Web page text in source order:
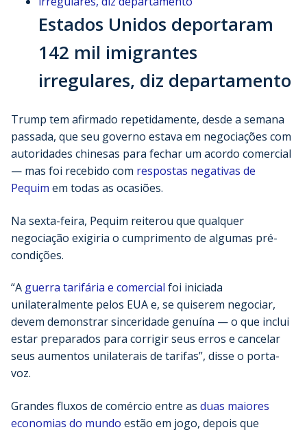
Estados Unidos deportaram
142 mil imigrantes
irregulares, diz departamento
Trump tem afirmado repetidamente, desde a semana
passada, que seu governo estava em negociações com
autoridades chinesas para fechar um acordo comercial
— mas foi recebido com respostas negativas de
Pequim em todas as ocasiões.
Na sexta-feira, Pequim reiterou que qualquer
negociação exigiria o cumprimento de algumas pré-
condições.
“A guerra tarifária e comercial foi iniciada
unilateralmente pelos EUA e, se quiserem negociar,
devem demonstrar sinceridade genuína — o que inclui
estar preparados para corrigir seus erros e cancelar
seus aumentos unilaterais de tarifas”, disse o porta-
voz.
Grandes fluxos de comércio entre as duas maiores
economias do mundo estão em jogo, depois que